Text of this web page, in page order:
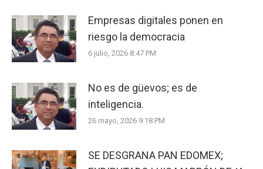
Empresas digitales ponen en
riesgo la democracia
6 julio, 2026 8:47 PM
No es de güevos; es de
inteligencia.
26 mayo, 2026 9:18 PM
SE DESGRANA PAN EDOMEX;